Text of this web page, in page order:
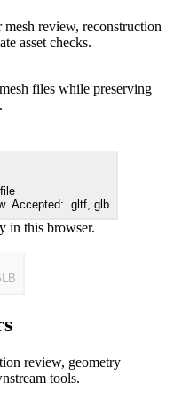
review, reconstruction
asset checks.
files while preserving
Accepted: .gltf,.glb
in this browser.
review, geometry
tools.